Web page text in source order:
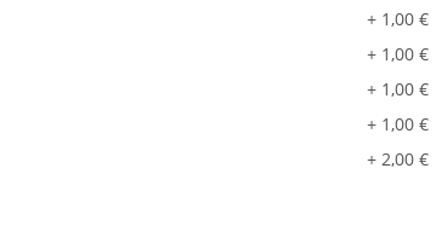
+ 1,00 €
+ 1,00 €
+ 1,00 €
+ 1,00 €
+ 2,00 €